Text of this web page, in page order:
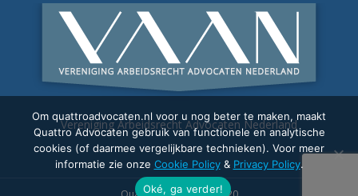
Vereniging Arbeidsrecht Advocaten Nederland
Om quattroadvocaten.nl voor u nog beter te maken, maakt
Quattro Advocaten gebruik van functionele en analytische
cookies (of daarmee vergelijkbare technieken). Voor meer
informatie zie onze Cookie Policy& Privacy Policy.
Oké, ga verder!